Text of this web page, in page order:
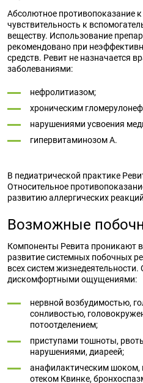
Абсолютное противопоказание
чувствительность к
веществу. Использование
рекомендовано при
средств. Ревит не назначается
заболеваниями:
нефролитиазом;
хроническим
нарушениями усвоения
гипервитаминозом А.
В педиатрической практике
Относительное
развитию аллергических
Возможные
Компоненты Ревита проникают
развитие системных побочных
всех систем
дискомфортными ощущениями:
нервной возбудимостью,
сонливостью,
потоотделением;
приступами тошноты,
нарушениями, диареей;
анафилактическим
отеком Квинке,